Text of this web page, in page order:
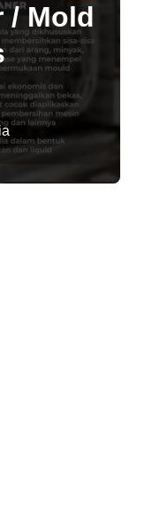
/ Mold